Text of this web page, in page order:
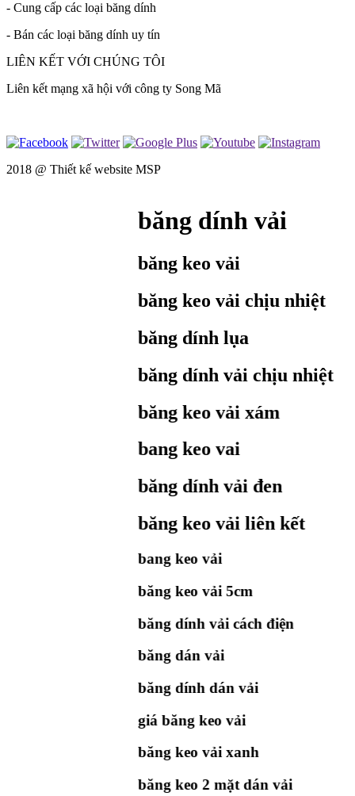
- Cung cấp các loại băng dính
- Bán các loại băng dính uy tín
LIÊN KẾT VỚI CHÚNG TÔI
Liên kết mạng xã hội với công ty Song Mã
2018 @ Thiết kế website MSP
băng dính vải
băng keo vải
băng keo vải chịu nhiệt
băng dính lụa
băng dính vải chịu nhiệt
băng keo vải xám
bang keo vai
băng dính vải đen
băng keo vải liên kết
bang keo vải
băng keo vải 5cm
băng dính vải cách điện
băng dán vải
băng dính dán vải
giá băng keo vải
băng keo vải xanh
băng keo 2 mặt dán vải